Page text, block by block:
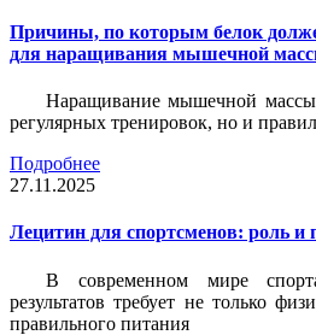
Причины, по которым белок
для наращивания мышечной
Наращивание мышечной
регулярных тренировок, но и
Подробнее
27.11.2025
Лецитин для спортсменов: роль и
В современном мире
результатов требует не только
правильного питания